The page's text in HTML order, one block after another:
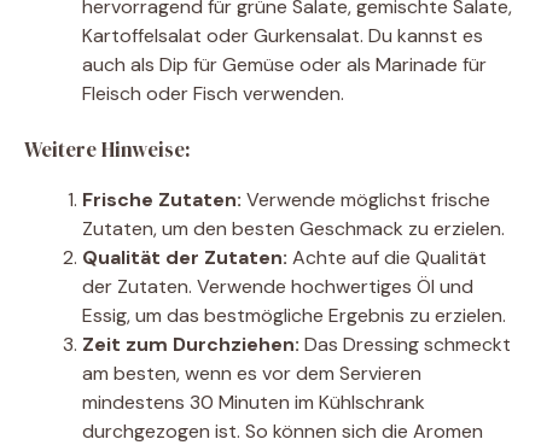
hervorragend für grüne Salate, gemischte Salate,
Kartoffelsalat oder Gurkensalat. Du kannst es
auch als Dip für Gemüse oder als Marinade für
Fleisch oder Fisch verwenden.
Weitere Hinweise:
Frische Zutaten: Verwende möglichst frische
Zutaten, um den besten Geschmack zu erzielen.
Qualität der Zutaten: Achte auf die Qualität
der Zutaten. Verwende hochwertiges Öl und
Essig, um das bestmögliche Ergebnis zu erzielen.
Zeit zum Durchziehen: Das Dressing schmeckt
am besten, wenn es vor dem Servieren
mindestens 30 Minuten im Kühlschrank
durchgezogen ist. So können sich die Aromen